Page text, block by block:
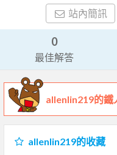
站內簡訊
0
最佳解答
allenlin219的鐵
allenlin219的收藏